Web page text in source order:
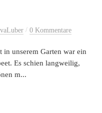
/ 0 Kommentare
in unserem Garten war ein
Es schien langweilig,
m...